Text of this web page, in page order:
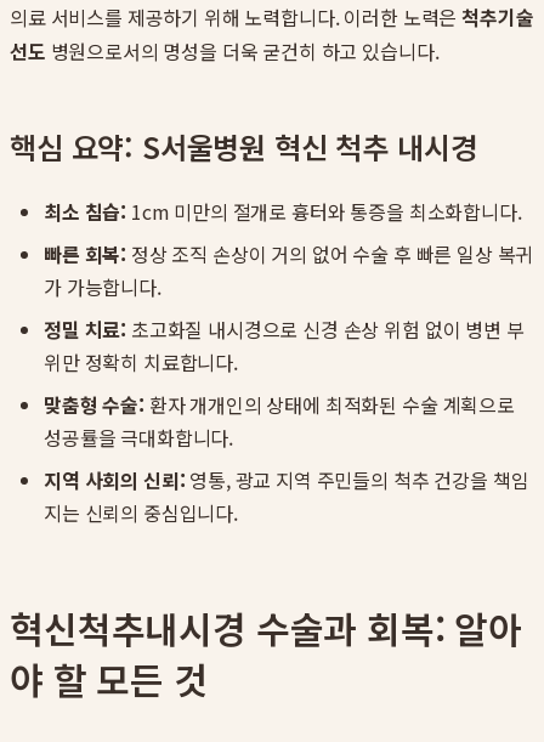
의료 서비스를 제공하기 위해 노력합니다. 이러한 노력은척추기술
선도 병원으로서의 명성을 더욱 굳건히 하고 있습니다.
핵심 요약: S서울병원 혁신 척추 내시경
최소 침습: 1cm 미만의 절개로 흉터와 통증을 최소화합니다.
빠른 회복: 정상 조직 손상이 거의 없어 수술 후 빠른 일상 복귀
가 가능합니다.
정밀 치료: 초고화질 내시경으로 신경 손상 위험 없이 병변 부
위만 정확히 치료합니다.
맞춤형 수술: 환자 개개인의 상태에 최적화된 수술 계획으로
성공률을 극대화합니다.
지역 사회의 신뢰: 영통, 광교 지역 주민들의 척추 건강을 책임
지는 신뢰의 중심입니다.
혁신척추내시경 수술과 회복: 알아
야 할 모든 것